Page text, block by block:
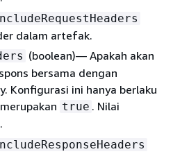
dalam artefak.
(boolean)— Apakah akan
bersama dengan
Konfigurasi ini hanya berlaku
merupakan true . Nilai
.